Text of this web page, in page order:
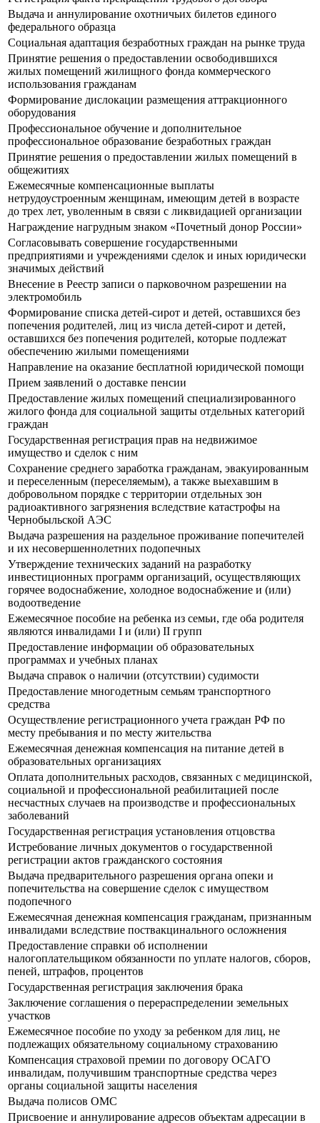
Выдача и аннулирование охотничьих билетов единого
федерального образца
Социальная адаптация безработных граждан на рынке труда
Принятие решения о предоставлении освободившихся
жилых помещений жилищного фонда коммерческого
использования гражданам
Формирование дислокации размещения аттракционного
оборудования
Профессиональное обучение и дополнительное
профессиональное образование безработных граждан
Принятие решения о предоставлении жилых помещений в
общежитиях
Ежемесячные компенсационные выплаты
нетрудоустроенным женщинам, имеющим детей в возрасте
до трех лет, уволенным в связи с ликвидацией организации
Награждение нагрудным знаком «Почетный донор России»
Согласовывать совершение государственными
предприятиями и учреждениями сделок и иных юридически
значимых действий
Внесение в Реестр записи о парковочном разрешении на
электромобиль
Формирование списка детей-сирот и детей, оставшихся без
попечения родителей, лиц из числа детей-сирот и детей,
оставшихся без попечения родителей, которые подлежат
обеспечению жилыми помещениями
Направление на оказание бесплатной юридической помощи
Прием заявлений о доставке пенсии
Предоставление жилых помещений специализированного
жилого фонда для социальной защиты отдельных категорий
граждан
Государственная регистрация прав на недвижимое
имущество и сделок с ним
Сохранение среднего заработка гражданам, эвакуированным
и переселенным (переселяемым), а также выехавшим в
добровольном порядке с территории отдельных зон
радиоактивного загрязнения вследствие катастрофы на
Чернобыльской АЭС
Выдача разрешения на раздельное проживание попечителей
и их несовершеннолетних подопечных
Утверждение технических заданий на разработку
инвестиционных программ организаций, осуществляющих
горячее водоснабжение, холодное водоснабжение и (или)
водоотведение
Ежемесячное пособие на ребенка из семьи, где оба родителя
являются инвалидами I и (или) II групп
Предоставление информации об образовательных
программах и учебных планах
Выдача справок о наличии (отсутствии) судимости
Предоставление многодетным семьям транспортного
средства
Осуществление регистрационного учета граждан РФ по
месту пребывания и по месту жительства
Ежемесячная денежная компенсация на питание детей в
образовательных организациях
Оплата дополнительных расходов, связанных с медицинской,
социальной и профессиональной реабилитацией после
несчастных случаев на производстве и профессиональных
заболеваний
Государственная регистрация установления отцовства
Истребование личных документов о государственной
регистрации актов гражданского состояния
Выдача предварительного разрешения органа опеки и
попечительства на совершение сделок с имуществом
подопечного
Ежемесячная денежная компенсация гражданам, признанным
инвалидами вследствие поствакцинального осложнения
Предоставление справки об исполнении
налогоплательщиком обязанности по уплате налогов, сборов,
пеней, штрафов, процентов
Государственная регистрация заключения брака
Заключение соглашения о перераспределении земельных
участков
Ежемесячное пособие по уходу за ребенком для лиц, не
подлежащих обязательному социальному страхованию
Компенсация страховой премии по договору ОСАГО
инвалидам, получившим транспортные средства через
органы социальной защиты населения
Выдача полисов ОМС
Присвоение и аннулирование адресов объектам адресации в